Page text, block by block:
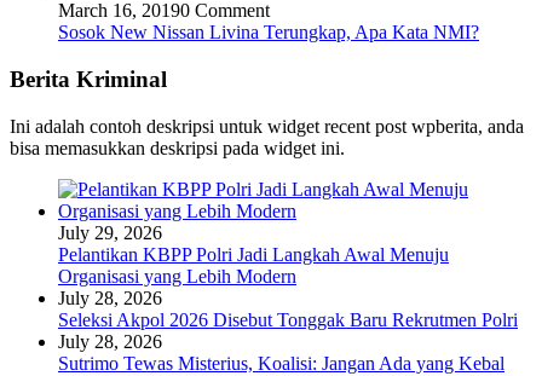
March 16, 20190 Comment
Sosok New Nissan Livina Terungkap, Apa Kata NMI?
Berita Kriminal
Ini adalah contoh deskripsi untuk widget recent post wpberita, anda
bisa memasukkan deskripsi pada widget ini.
July 29, 2026
Pelantikan KBPP Polri Jadi Langkah Awal Menuju
Organisasi yang Lebih Modern
July 28, 2026
Seleksi Akpol 2026 Disebut Tonggak Baru Rekrutmen Polri
July 28, 2026
Sutrimo Tewas Misterius, Koalisi: Jangan Ada yang Kebal